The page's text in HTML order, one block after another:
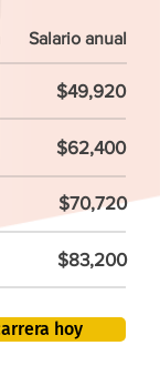
Salario anual
$49,920
$62,400
$70,720
$83,200
hoy